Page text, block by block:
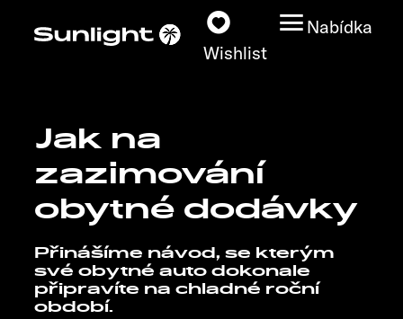
Wishlist
Nabídka
Modely
Vyhledávač vozidel
Vyhledávač prodejců
Prozkoumat
Jak na
zazimování
obytné dodávky
Přinášíme návod, se kterým
své obytné auto dokonale
připravíte na chladné roční
období.